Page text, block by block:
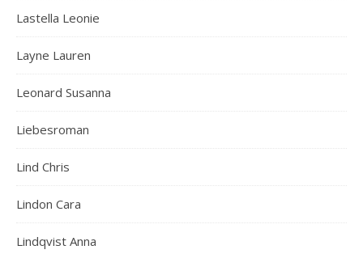
Lastella Leonie
Layne Lauren
Leonard Susanna
Liebesroman
Lind Chris
Lindon Cara
Lindqvist Anna